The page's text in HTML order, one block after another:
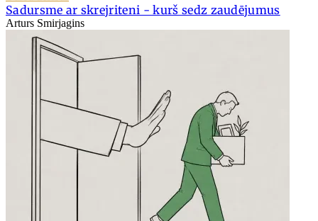
Sadursme ar skrejriteni - kurš sedz zaudējumus
Arturs Smirjagins